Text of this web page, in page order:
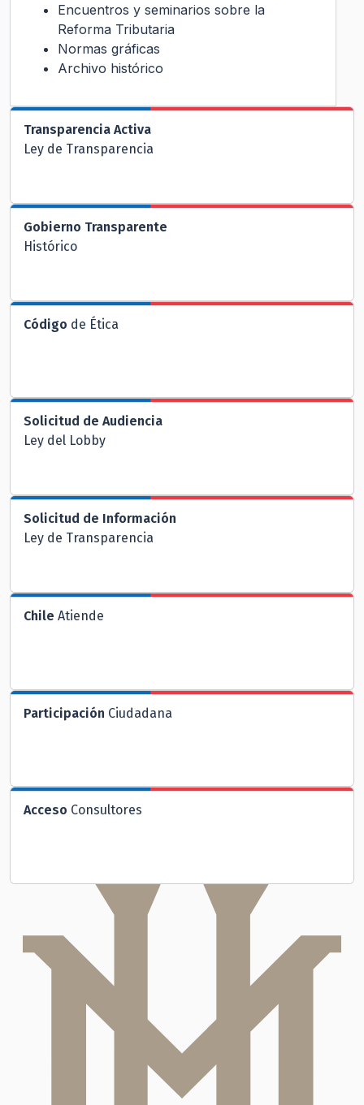
Encuentros y seminarios sobre la
Reforma Tributaria
Normas gráficas
Archivo histórico
Transparencia Activa
Ley de Transparencia
Gobierno Transparente
Histórico
Código de Ética
Solicitud de Audiencia
Ley del Lobby
Solicitud de Información
Ley de Transparencia
Chile Atiende
Participación Ciudadana
Acceso Consultores